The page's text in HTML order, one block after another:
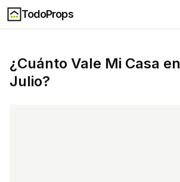
TodoProps
¿Cuánto Vale Mi Casa en
Julio?